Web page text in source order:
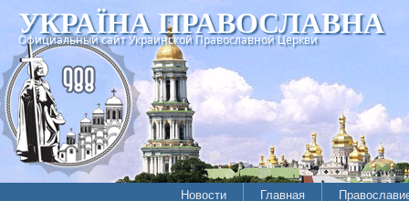
УКРАЇНА ПРАВОСЛАВНА
Официальный сайт Украинской Православной Церкви
Новости Главная